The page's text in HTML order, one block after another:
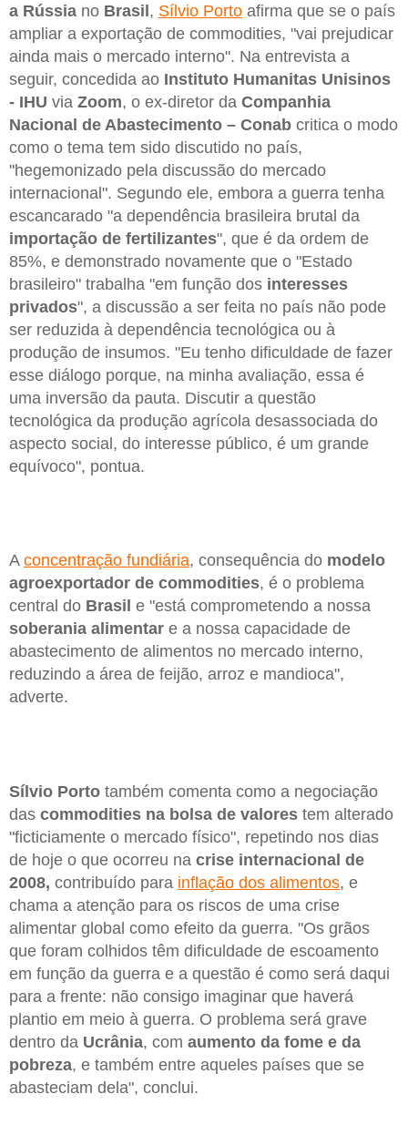
a Rússia no Brasil, Sílvio Porto afirma que se o país
ampliar a exportação de commodities, "vai prejudicar
ainda mais o mercado interno". Na entrevista a
seguir, concedida ao Instituto Humanitas Unisinos
- IHU via Zoom, o ex-diretor da Companhia
Nacional de Abastecimento – Conab critica o modo
como o tema tem sido discutido no país,
"hegemonizado pela discussão do mercado
internacional". Segundo ele, embora a guerra tenha
escancarado "a dependência brasileira brutal da
importação de fertilizantes", que é da ordem de
85%, e demonstrado novamente que o "Estado
brasileiro" trabalha "em função dos interesses
privados", a discussão a ser feita no país não pode
ser reduzida à dependência tecnológica ou à
produção de insumos. "Eu tenho dificuldade de fazer
esse diálogo porque, na minha avaliação, essa é
uma inversão da pauta. Discutir a questão
tecnológica da produção agrícola desassociada do
aspecto social, do interesse público, é um grande
equívoco", pontua.
A concentração fundiária, consequência do modelo
agroexportador de commodities, é o problema
central do Brasil e "está comprometendo a nossa
soberania alimentar e a nossa capacidade de
abastecimento de alimentos no mercado interno,
reduzindo a área de feijão, arroz e mandioca",
adverte.
Sílvio Porto também comenta como a negociação
das commodities na bolsa de valores tem alterado
"ficticiamente o mercado físico", repetindo nos dias
de hoje o que ocorreu na crise internacional de
2008, contribuído para inflação dos alimentos, e
chama a atenção para os riscos de uma crise
alimentar global como efeito da guerra. "Os grãos
que foram colhidos têm dificuldade de escoamento
em função da guerra e a questão é como será daqui
para a frente: não consigo imaginar que haverá
plantio em meio à guerra. O problema será grave
dentro da Ucrânia, com aumento da fome e da
pobreza, e também entre aqueles países que se
abasteciam dela", conclui.